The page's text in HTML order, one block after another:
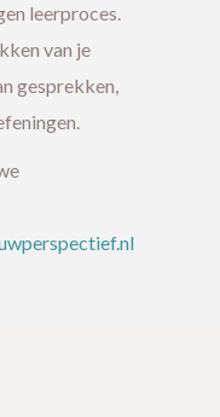
leerproces.
van je
gesprekken,